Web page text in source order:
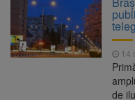
Ormeniș
6 august 2026
AUR a
suspeND.ro pentru
suspendare a
6 august 2026
Înalta
dosarul lui Călin
Judecătorii decid dacă
14
de